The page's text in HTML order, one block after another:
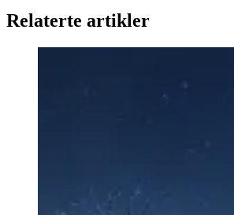
Relaterte artikler